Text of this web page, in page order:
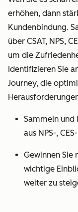
erhöhen, dann
Kundenbindung.
über CSAT, NPS,
um die
Identifizieren Sie
Journey, die
Sammeln und
aus NPS-,
Gewinnen Sie
wichtige
weiter zu